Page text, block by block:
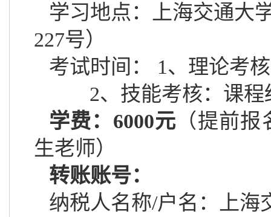
学习地点：上海交通大
227号）
考试时间：
1、 理论考核
2、技能考核： 课程
学费： 6000元 （提前报
生老师）
转账账号：
纳税人名称/户名：上海